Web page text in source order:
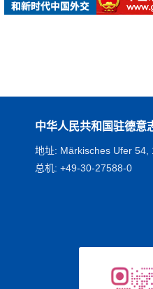
中华人民共和国驻德意
地址: Märkisches Ufer 54,
总机: +49-30-27588-0